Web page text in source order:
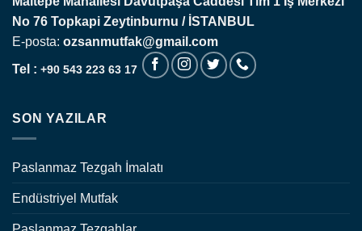
No 76 Topkapi Zeytinburnu / İSTANBUL
E-posta: ozsanmutfak@gmail.com
Tel : +90 543 223 63 17
SON YAZILAR
Paslanmaz Tezgah İmalatı
Endüstriyel Mutfak